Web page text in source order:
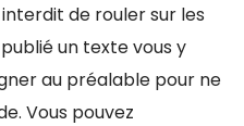
de rouler sur les
un texte vous y
au préalable pour ne
Vous pouvez